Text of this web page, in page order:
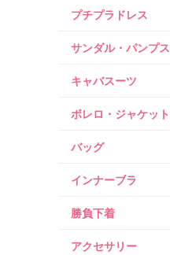
プチプラドレス
サンダル・パンプス
キャバスーツ
ボレロ・ジャケット
バッグ
インナーブラ
勝負下着
アクセサリー